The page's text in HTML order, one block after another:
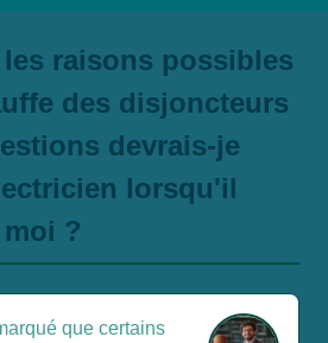
raisons possibles
des disjoncteurs
devrais-je
lorsqu'il
?
que certains